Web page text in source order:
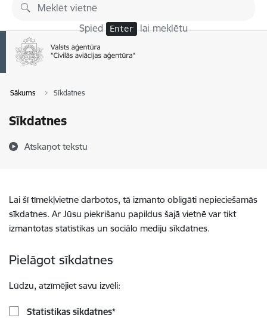
Pāriet uz lapas saturu
Spied Enter lai meklētu
Sākums Sīkdatnes
Sīkdatnes
Atskaņot tekstu
Lai šī tīmekļvietne darbotos, tā izmanto obligāti nepieciešamās
sīkdatnes. Ar Jūsu piekrišanu papildus šajā vietnē var tikt
izmantotas statistikas un sociālo mediju sīkdatnes.
Pielāgot sīkdatnes
Lūdzu, atzīmējiet savu izvēli:
Statistikas sīkdatnes*